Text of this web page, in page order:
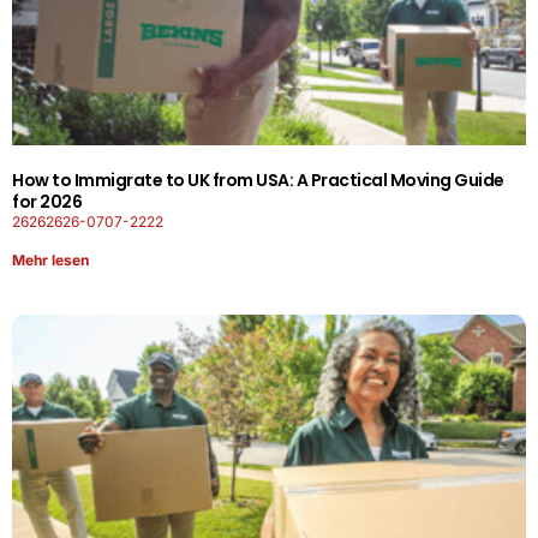
How to Immigrate to UK from USA: A Practical Moving Guide
for 2026
26262626-0707-2222
Mehr lesen